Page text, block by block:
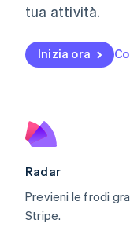
tua attività.
Inizia ora
Radar
Previeni le frodi
Stripe.
Norvegia
Nuova Zelanda
English
Paesi Bassi
Portogallo
Português
RAS di Hong
Regno Unito
English